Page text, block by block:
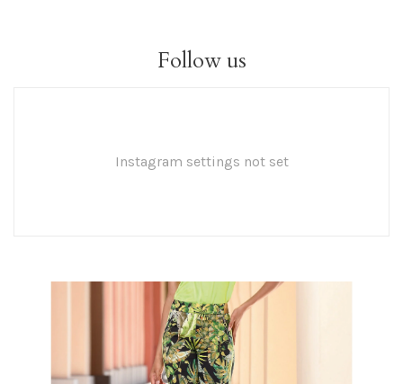
Follow us
Instagram settings not set